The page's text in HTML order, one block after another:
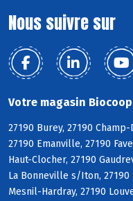
Nous suivre sur
Votre magasin
27190 Burey, 27190
27190 Emanville, 27190
Haut-Clocher, 27190
La Bonneville s/Iton, 27190
Mesnil-Hardray, 27190